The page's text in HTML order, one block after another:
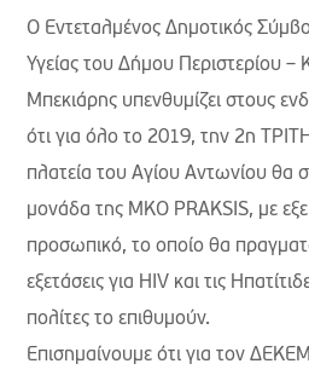
Ο Εντεταλμένος Δημοτικός
Υγείας του Δήμου Περιστερίου –
Μπεκιάρης υπενθυμίζει στους
ότι για όλο το 2019, την 2η
πλατεία του Αγίου Αντωνίου θα
μονάδα της ΜΚΟ PRAKSIS, με
προσωπικό, το οποίο θα
εξετάσεις για HIV και τις
πολίτες το επιθυμούν.
Επισημαίνουμε ότι για τον